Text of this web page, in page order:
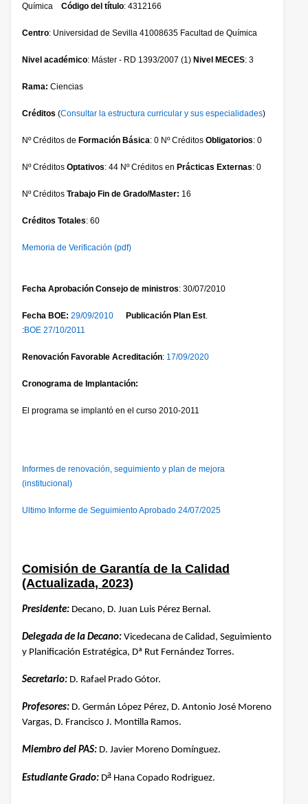
Química
Código del título: 4312166
Centro: Universidad de Sevilla 41008635 Facultad de Química
Nivel académico: Máster - RD 1393/2007 (1) Nivel MECES: 3
Rama: Ciencias
Créditos (Consultar la estructura curricular y sus especialidades)
Nº Créditos de Formación Básica: 0 Nº Créditos Obligatorios: 0
Nº Créditos Optativos: 44 Nº Créditos en Prácticas Externas: 0
Nº Créditos Trabajo Fin de Grado/Master: 16
Créditos Totales: 60
Memoria de Verificación (pdf)
Fecha Aprobación Consejo de ministros: 30/07/2010
Fecha BOE: 29/09/2010 Publicación Plan Est
:BOE 27/10/2011
Renovación Favorable Acreditación: 17/09/2020
Cronograma de Implantación:
El programa se implantó en el curso 2010-2011
Informes de renovación, seguimiento y plan de mejora
(institucional)
Ultimo Informe de Seguimiento Aprobado 24/07/2025
Comisión de Garantía de la Calidad
(Actualizada, 2023)
Presidente: Decano, D. Juan Luis Pérez Bernal.
Delegada de la Decano: Vicedecana de Calidad, Seguimiento
y Planificación Estratégica, Dª Rut Fernández Torres.
Secretario: D. Rafael Prado Gótor.
Profesores: D. Germán López Pérez, D. Antonio José Moreno
Vargas, D. Francisco J. Montilla Ramos.
Miembro del PAS: D. Javier Moreno Domínguez.
Estudiante Grado: Da Hana Copado Rodriguez.